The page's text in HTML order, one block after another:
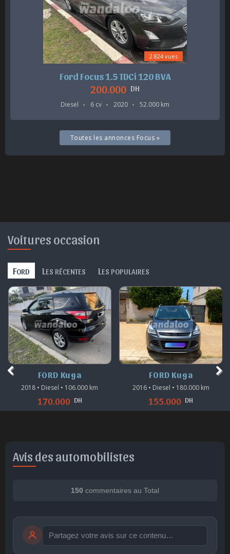
2.824 vues
Ford Focus 1.5 TDCi 120 BVA
200.000 DH
Diesel 6 cv 2020 52.000 km
Toutes les annonces Focus »
Voitures occasion
FORD L ES RÉCENTES L ES POPULAIRES
FORD Kuga
2018 • Diesel • 106.000 km
170.000 DH
FORD Kuga
2016 • Diesel • 180.000 km
155.000 DH
Avis des automobilistes
150 commentaires au Total
publication immédiate Publier